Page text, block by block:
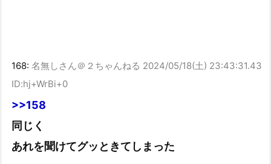
168: 名無しさん＠２ちゃんねる 2024/05/18(土) 23:43:31.43
ID:hj+WrBi+0
>>158
同じく
あれを聞けてグッときてしまった